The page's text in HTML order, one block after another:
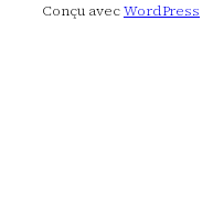
Conçu avecWordPress